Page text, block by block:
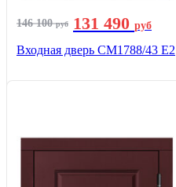
146 100руб 131 490 руб
Входная дверь СМ1788/43 E2